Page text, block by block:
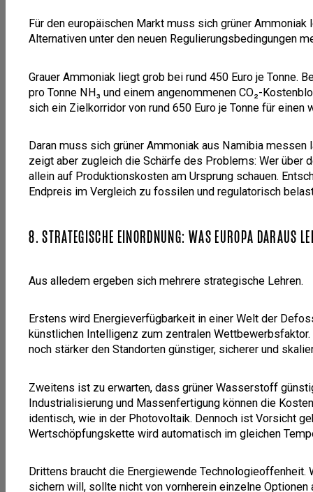
Für den europäischen Markt muss sich grüner
Alternativen unter den neuen Regulierungsbedingungen
Grauer Ammoniak liegt grob bei rund 450 Euro je Tonne.
pro Tonne NH₃ und einem angenommenen CO₂-
sich ein Zielkorridor von rund 650 Euro je Tonne für
Daran muss sich grüner Ammoniak aus Namibia
zeigt aber zugleich die Schärfe des Problems: Wer über
allein auf Produktionskosten am Ursprung schauen.
Endpreis im Vergleich zu fossilen und regulatorisch
8. STRATEGISCHE EINORDNUNG: WAS EUROPA DARAUS
Aus alledem ergeben sich mehrere strategische Lehren.
Erstens wird Energieverfügbarkeit in einer Welt der
künstlichen Intelligenz zum zentralen
noch stärker den Standorten günstiger, sicherer und
Zweitens ist zu erwarten, dass grüner Wasserstoff
Industrialisierung und Massenfertigung können die
identisch, wie in der Photovoltaik. Dennoch ist Vorsicht
Wertschöpfungskette wird automatisch im gleichen
Drittens braucht die Energiewende
sichern will, sollte nicht von vornherein einzelne